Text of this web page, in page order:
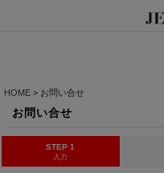
HOME > お問い合せ
お問い合せ
STEP 1
入力